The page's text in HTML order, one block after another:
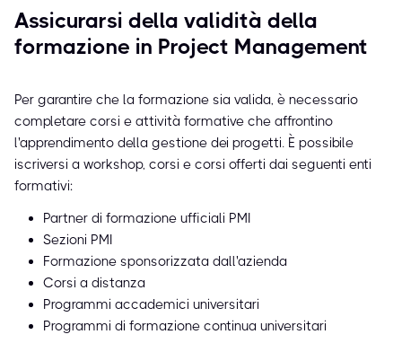
Assicurarsi della validità della
formazione in Project Management
Per garantire che la formazione sia valida, è necessario
completare corsi e attività formative che affrontino
l'apprendimento della gestione dei progetti. È possibile
iscriversi a workshop, corsi e corsi offerti dai seguenti enti
formativi:
Partner di formazione ufficiali PMI
Sezioni PMI
Formazione sponsorizzata dall'azienda
Corsi a distanza
Programmi accademici universitari
Programmi di formazione continua universitari